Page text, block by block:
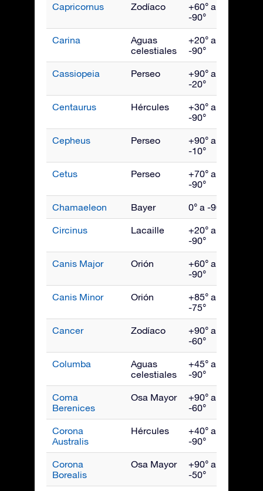
Capricornus Zodíaco
+60° a
-90°
Carina
Aguas
celestiales
+20° a
-90°
Cassiopeia Perseo
+90° a
-20°
Centaurus Hércules
+30° a
-90°
Cepheus Perseo
+90° a
-10°
Cetus Perseo
+70° a
-90°
Chamaeleon Bayer 0° a -90°
Circinus Lacaille
+20° a
-90°
Canis Major Orión
+60° a
-90°
Canis Minor Orión
+85° a
-75°
Cancer Zodíaco
+90° a
-60°
Columba
Aguas
celestiales
+45° a
-90°
Coma
Berenices
Osa Mayor
+90° a
-60°
Corona
Australis
Hércules
+40° a
-90°
Corona
Borealis
Osa Mayor
+90° a
-50°